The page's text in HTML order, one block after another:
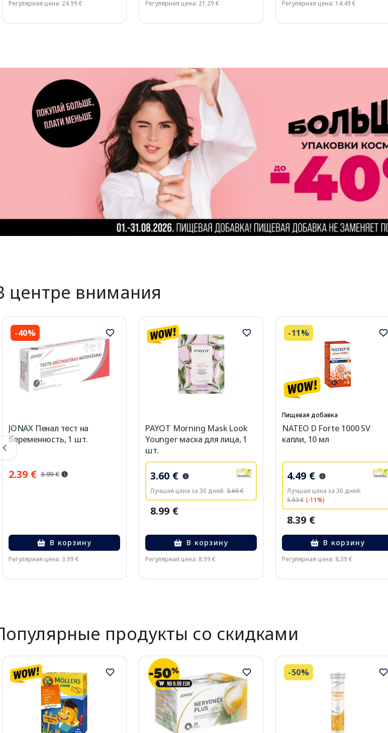
Регулярная цена: 24.99 € Регулярная цена: 21.29 € Регулярная цена: 14.49 €
центре внимания
-40%
JONAX Пенал тест на
беременность, 1 шт.
2.39 € 3.99 €
В корзину
Регулярная цена: 3.99 €
PAYOT Morning Mask Look
Younger маска для лица, 1
шт.
3.60 €
Лучшая цена за 30 дней: 3.60 €
8.99 €
В корзину
Регулярная цена: 8.99 €
-11%
Пищевая добавка
NATEO D Forte 1000 SV
капли, 10 мл
4.49 €
Лучшая цена за 30 дней:
5.03 € (-11%)
8.39 €
В корзину
Регулярная цена: 8.39 €
продукты со скидками
-50%